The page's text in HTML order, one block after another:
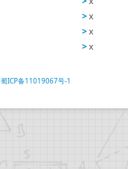
x
x
x
蜀ICP备11019067号-1